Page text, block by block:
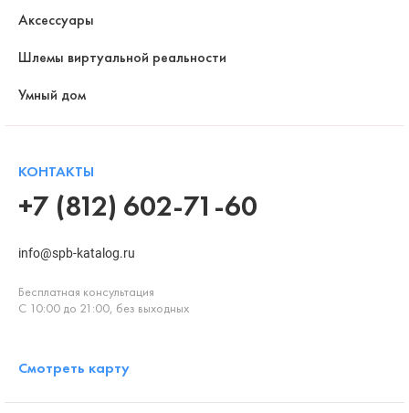
Аксессуары
Шлемы виртуальной реальности
Умный дом
КОНТАКТЫ
+7 (812) 602-71-60
info@spb-katalog.ru
Бесплатная консультация
С 10:00 до 21:00, без выходных
Смотреть карту